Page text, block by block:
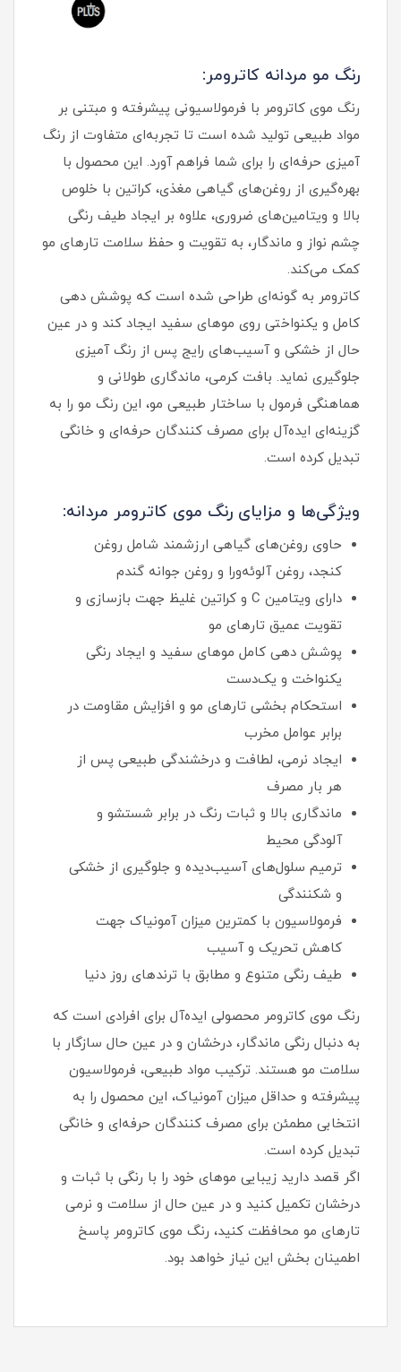
رنگ مو مردانه کاترومر:
رنگ موی کاترومر با فرمولاسیونی پیشرفته و مبتنی بر
مواد طبیعی تولید شده است تا تجربه‌ای متفاوت از رنگ‌
آمیزی حرفه‌ای را برای شما فراهم آورد. این محصول با
بهره‌گیری از روغن‌های گیاهی مغذی، کراتین با خلوص
بالا و ویتامین‌های ضروری، علاوه بر ایجاد طیف رنگی
چشم‌ نواز و ماندگار، به تقویت و حفظ سلامت تارهای مو
کمک می‌کند.
کاترومر به گونه‌ای طراحی شده است که پوشش‌ دهی
کامل و یکنواختی روی موهای سفید ایجاد کند و در عین
حال از خشکی و آسیب‌های رایج پس از رنگ‌ آمیزی
جلوگیری نماید. بافت کرمی، ماندگاری طولانی و
هماهنگی فرمول با ساختار طبیعی مو، این رنگ مو را به
گزینه‌ای ایده‌آل برای مصرف‌ کنندگان حرفه‌ای و خانگی
تبدیل کرده است.
ویژگی‌ها و مزایای رنگ موی کاترومر مردانه:
حاوی روغن‌های گیاهی ارزشمند شامل روغن
کنجد، روغن آلوئه‌ورا و روغن جوانه گندم
دارای ویتامین C و کراتین غلیظ جهت بازسازی و
تقویت عمیق تارهای مو
پوشش‌ دهی کامل موهای سفید و ایجاد رنگی
یکنواخت و یک‌دست
استحکام‌ بخشی تارهای مو و افزایش مقاومت در
برابر عوامل مخرب
ایجاد نرمی، لطافت و درخشندگی طبیعی پس از
هر بار مصرف
ماندگاری بالا و ثبات رنگ در برابر شستشو و
آلودگی محیط
ترمیم سلول‌های آسیب‌دیده و جلوگیری از خشکی
و شکنندگی
فرمولاسیون با کمترین میزان آمونیاک جهت
کاهش تحریک و آسیب
طیف رنگی متنوع و مطابق با ترندهای روز دنیا
رنگ موی کاترومر محصولی ایده‌آل برای افرادی است که
به دنبال رنگی ماندگار، درخشان و در عین حال سازگار با
سلامت مو هستند. ترکیب مواد طبیعی، فرمولاسیون
پیشرفته و حداقل میزان آمونیاک، این محصول را به
انتخابی مطمئن برای مصرف‌ کنندگان حرفه‌ای و خانگی
تبدیل کرده است.
اگر قصد دارید زیبایی موهای خود را با رنگی با ثبات و
درخشان تکمیل کنید و در عین حال از سلامت و نرمی
تارهای مو محافظت کنید، رنگ موی کاترومر پاسخ
اطمینان‌ بخش این نیاز خواهد بود.